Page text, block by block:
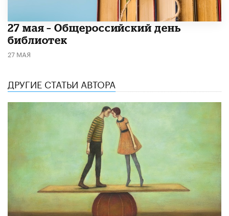
​27 мая – Общероссийский день
библиотек
27 МАЯ
ДРУГИЕ СТАТЬИ АВТОРА